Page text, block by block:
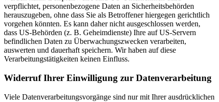
verpflichtet, personenbezogene Daten an Sicherheitsbehörden
herauszugeben, ohne dass Sie als Betroffener hiergegen gerichtlich
vorgehen könnten. Es kann daher nicht ausgeschlossen werden,
dass US-Behörden (z. B. Geheimdienste) Ihre auf US-Servern
befindlichen Daten zu Überwachungszwecken verarbeiten,
auswerten und dauerhaft speichern. Wir haben auf diese
Verarbeitungstätigkeiten keinen Einfluss.
Widerruf Ihrer Einwilligung zur Datenverarbeitung
Viele Datenverarbeitungsvorgänge sind nur mit Ihrer ausdrücklichen